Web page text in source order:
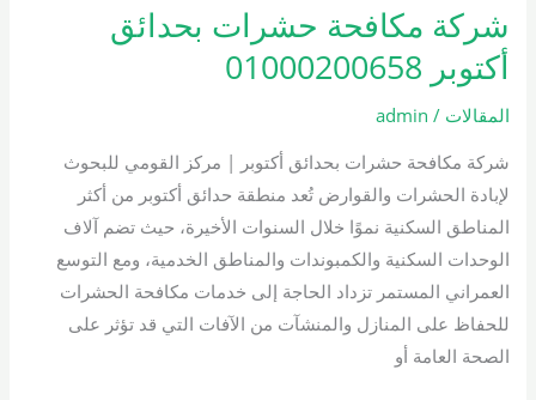
شركة مكافحة حشرات بحدائق
أكتوبر 01000200658
المقالات /
admin
شركة مكافحة حشرات بحدائق أكتوبر | مركز القومي للبحوث
لإبادة الحشرات والقوارض تُعد منطقة حدائق أكتوبر من أكثر
المناطق السكنية نموًا خلال السنوات الأخيرة، حيث تضم آلاف
الوحدات السكنية والكمبوندات والمناطق الخدمية، ومع التوسع
العمراني المستمر تزداد الحاجة إلى خدمات مكافحة الحشرات
للحفاظ على المنازل والمنشآت من الآفات التي قد تؤثر على
الصحة العامة أو
شركة
مكافحة
حشرات
بحدائق
01000200658